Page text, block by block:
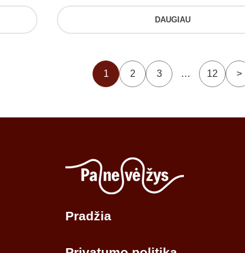
DAUGIAU
1 2 3 … 12 >
Pradžia